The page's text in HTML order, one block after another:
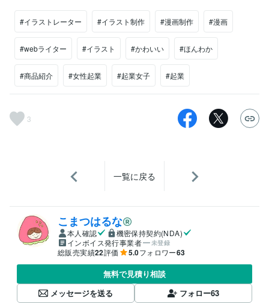
#イラストレーター #イラスト制作 #漫画制作 #漫画
#webライター #イラスト #かわいい #ほんわか
#商品紹介 #女性起業 #起業女子 #起業
3
一覧に戻る
こまつはるな
本人確認
機密保持契約(NDA)
インボイス発行事業者
未登録
総販売実績22評価 5.0フォロワー63
無料で見積り相談
メッセージを送る
フォロー63